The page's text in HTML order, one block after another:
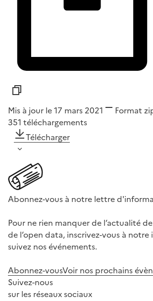
Mis à jour le 17 mars 2021 Format
351 téléchargements
Télécharger
Abonnez-vous à notre lettre
Pour ne rien manquer de l’actualité
de l’open data, inscrivez-vous à
suivez nos événements.
Abonnez-vousVoir nos prochains
Suivez-nous
sur les réseaux sociaux